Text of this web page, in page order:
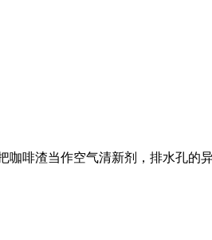
啡渣当作空气清新剂，排水孔的异